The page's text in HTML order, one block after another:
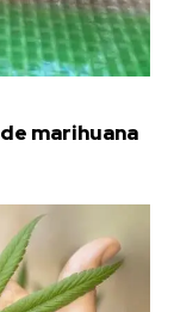
marihuana